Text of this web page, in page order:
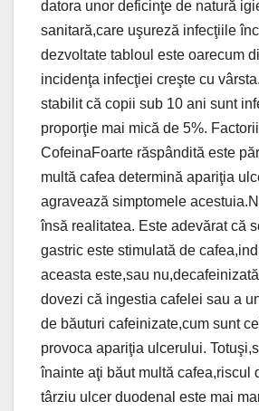
datora unor deficinţe de natură
sanitară,care uşureză infecţiile
dezvoltate tabloul este oarecum
incidenţa infecţiei creşte cu
stabilit că copii sub 10 ani sunt
proporţie mai mică de 5%.
CofeinaFoarte răspândită este
multă cafea determină apariţia
agravează simptomele
însă realitatea. Este adevărat că
gastric este stimulată de
aceasta este,sau
dovezi că ingestia cafelei sau a
de băuturi cafeinizate,cum sunt
provoca apariţia ulcerului.
înainte aţi băut multă cafea,riscul
târziu ulcer duodenal este mai